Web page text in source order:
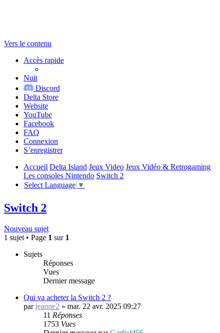
Vers le contenu
Accès rapide
Nuit
Discord
Delta Store
Website
YouTube
Facebook
FAQ
Connexion
S’enregistrer
Accueil Delta Island Jeux Video Jeux Vidéo & Retrogaming
Les consoles Nintendo Switch 2
Select Language ▼
Switch 2
Nouveau sujet
1 sujet • Page 1 sur 1
Sujets
Réponses
Vues
Dernier message
Qui va acheter la Switch 2 ?
par jeanne2 » mar. 22 avr. 2025 09:27
11 Réponses
1753 Vues